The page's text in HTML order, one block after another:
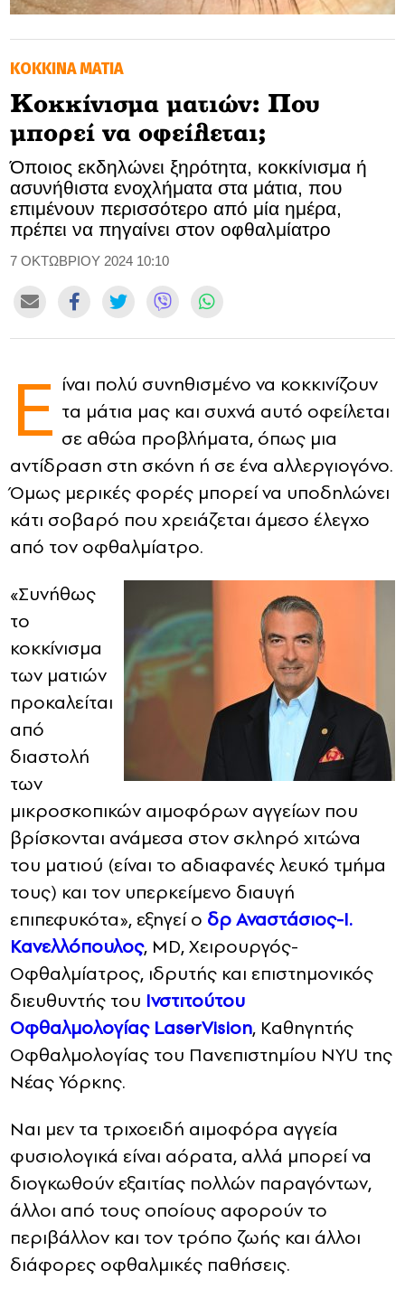
SOOZIE’S FRIENDS
CULTURE
TASTELAND
TECH
HEALTH
CONTACT
ΚΟΚΚΙΝΑ ΜΑΤΙΑ
Κοκκίνισμα ματιών: Που
μπορεί να οφείλεται;
Όποιος εκδηλώνει ξηρότητα, κοκκίνισμα ή
ασυνήθιστα ενοχλήματα στα μάτια, που
επιμένουν περισσότερο από μία ημέρα,
πρέπει να πηγαίνει στον οφθαλμίατρο
7 ΟΚΤΩΒΡΙΟΥ 2024 10:10
Ε ίναι πολύ συνηθισμένο να κοκκινίζουν
τα μάτια μας και συχνά αυτό οφείλεται
σε αθώα προβλήματα, όπως μια
αντίδραση στη σκόνη ή σε ένα αλλεργιογόνο.
Όμως μερικές φορές μπορεί να υποδηλώνει
κάτι σοβαρό που χρειάζεται άμεσο έλεγχο
από τον οφθαλμίατρο.
«Συνήθως
το
κοκκίνισμα
των ματιών
προκαλείται
από
διαστολή
των
μικροσκοπικών αιμοφόρων αγγείων που
βρίσκονται ανάμεσα στον σκληρό χιτώνα
του ματιού (είναι το αδιαφανές λευκό τμήμα
τους) και τον υπερκείμενο διαυγή
επιπεφυκότα», εξηγεί ο δρ Αναστάσιος-Ι.
Κανελλόπουλος, MD, Χειρουργός-
Οφθαλμίατρος, ιδρυτής και επιστημονικός
διευθυντής του Ινστιτούτου
Οφθαλμολογίας LaserVision, Καθηγητής
Οφθαλμολογίας του Πανεπιστημίου NYU της
Νέας Υόρκης.
Ναι μεν τα τριχοειδή αιμοφόρα αγγεία
φυσιολογικά είναι αόρατα, αλλά μπορεί να
διογκωθούν εξαιτίας πολλών παραγόντων,
άλλοι από τους οποίους αφορούν το
περιβάλλον και τον τρόπο ζωής και άλλοι
διάφορες οφθαλμικές παθήσεις.